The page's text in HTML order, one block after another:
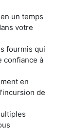
un temps
votre
fourmis qui
confiance à
en
de